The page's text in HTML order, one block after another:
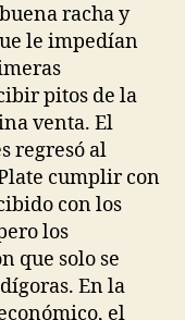
racha y
le impedían
pitos de la
venta. El
regresó al
cumplir con
con los
los
que solo se
En la
el